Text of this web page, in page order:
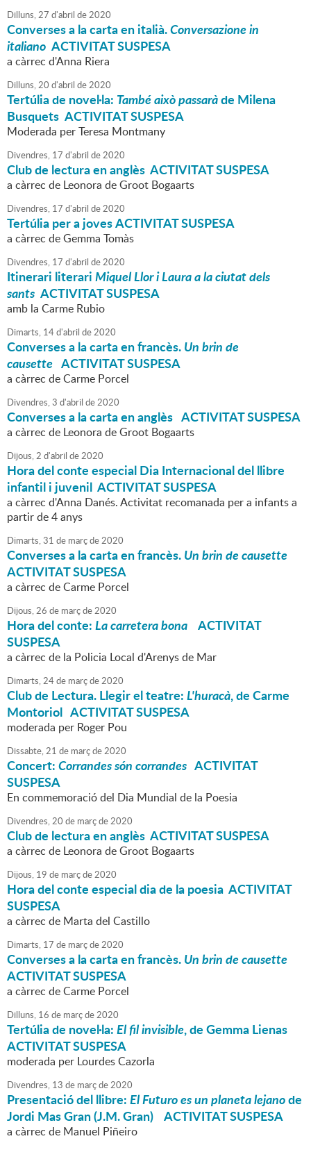
Dilluns,27 d'abril de2020
Converses a la carta en italià.Conversazione in
italiano ACTIVITAT SUSPESA
a càrrec d'Anna Riera
Dilluns,20 d'abril de2020
Tertúlia de novel·la: També això passaràde Milena
Busquets ACTIVITAT SUSPESA
Moderada per Teresa Montmany
Divendres, 17 d'abril de2020
Club de lectura en anglès ACTIVITAT SUSPESA
a càrrec de Leonora de Groot Bogaarts
Divendres, 17 d'abril de2020
Tertúlia per a joves ACTIVITAT SUSPESA
a càrrec de Gemma Tomàs
Divendres, 17 d'abril de2020
Itinerari literariMiquel Llor i Laura a la ciutat dels
sants ACTIVITAT SUSPESA
amb la Carme Rubio
Dimarts, 14d'abril de2020
Converses a la carta en francès.Un brin de
causette ACTIVITAT SUSPESA
a càrrec de Carme Porcel
Divendres,3 d'abril de2020
Converses a la carta en anglès ACTIVITAT SUSPESA
a càrrec de Leonora de Groot Bogaarts
Dijous,2 d'abril de2020
Hora del conte especial Dia Internacional del llibre
infantil i juvenil ACTIVITAT SUSPESA
a càrrec d'Anna Danés. Activitat recomanada per a infants a
partir de 4 anys
Dimarts,31 de marçde2020
Converses a la carta en francès.Un brin de causette
ACTIVITAT SUSPESA
a càrrec de Carme Porcel
Dijous,26 de marçde2020
Hora del conte:La carretera bona ACTIVITAT
SUSPESA
a càrrec de la Policia Local d'Arenys de Mar
Dimarts,24de marçde2020
Club de Lectura. Llegir el teatre:L'huracà, de Carme
Montoriol ACTIVITAT SUSPESA
moderada per Roger Pou
Dissabte,21 de marçde2020
Concert:Corrandes són corrandes ACTIVITAT
SUSPESA
En commemoració del Dia Mundial de la Poesia
Divendres,20 de marçde2020
Club de lectura en anglès ACTIVITAT SUSPESA
a càrrec de Leonora de Groot Bogaarts
Dijous, 19 de marçde2020
Hora del conte especial dia de la poesia ACTIVITAT
SUSPESA
a càrrec de Marta del Castillo
Dimarts, 17 de marçde2020
Converses a la carta en francès.Un brin de causette
ACTIVITAT SUSPESA
a càrrec de Carme Porcel
Dilluns, 16 de marçde2020
Tertúlia de novel·la:El fil invisible, de Gemma Lienas
ACTIVITAT SUSPESA
moderada per Lourdes Cazorla
Divendres, 13 de marçde2020
Presentació del llibre:El Futuro es un planeta lejanode
Jordi Mas Gran (J.M. Gran) ACTIVITAT SUSPESA
a càrrec de Manuel Piñeiro